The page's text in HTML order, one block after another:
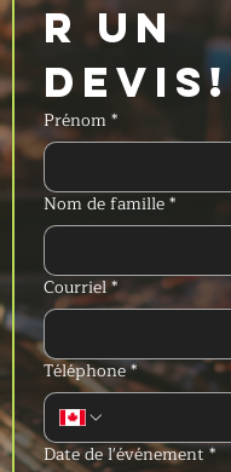
r un
devis!
Prénom*
Nom de famille*
Courriel*
Téléphone*
Date de l'événement *